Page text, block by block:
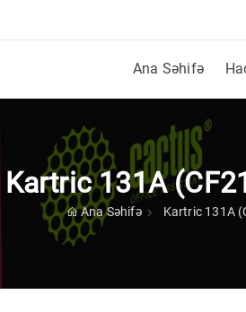
Ana Səhifə
Kartric 131A
Ana Səhifə Kartric 131A